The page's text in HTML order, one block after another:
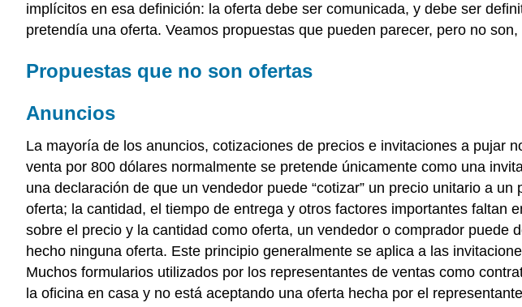
implícitos en esa definición: la oferta debe ser comunicada, y debe ser
pretendía una oferta. Veamos propuestas que pueden parecer, pero no son,
Propuestas que no son ofertas
Anuncios
La mayoría de los anuncios, cotizaciones de precios e invitaciones a pujar
venta por 800 dólares normalmente se pretende únicamente como una
una declaración de que un vendedor puede “cotizar” un precio unitario a
oferta; la cantidad, el tiempo de entrega y otros factores importantes faltan
sobre el precio y la cantidad como oferta, un vendedor o comprador puede
hecho ninguna oferta. Este principio generalmente se aplica a las
Muchos formularios utilizados por los representantes de ventas como
la oficina en casa y no está aceptando una oferta hecha por el